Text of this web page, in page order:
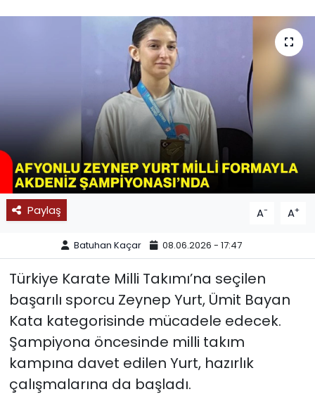
Paylaş A- A+
Batuhan Kaçar 08.06.2026 - 17:47
Türkiye Karate Milli Takımı’na seçilen
başarılı sporcu Zeynep Yurt, Ümit Bayan
Kata kategorisinde mücadele edecek.
Şampiyona öncesinde milli takım
kampına davet edilen Yurt, hazırlık
çalışmalarına da başladı.
11:11 MANŞET